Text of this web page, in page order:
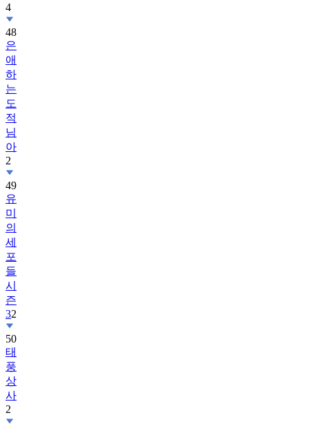
4
48
은
애
하
는
도
적
님
아
2
49
유
미
의
세
포
들
시
즌
32
50
태
풍
상
사
2